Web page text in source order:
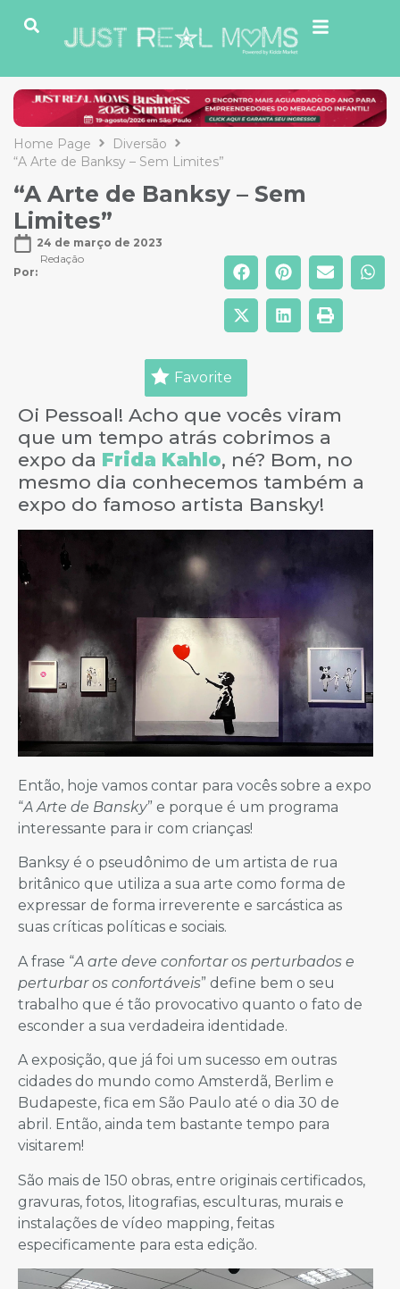
Home Page
Diversão
“A Arte de Banksy – Sem Limites”
“A Arte de Banksy – Sem
Limites”
24 de março de 2023
Por:
Redação
Favorite
Oi Pessoal! Acho que vocês viram
que um tempo atrás cobrimos a
expo da Frida Kahlo, né? Bom, no
mesmo dia conhecemos também a
expo do famoso artista Bansky!
Então, hoje vamos contar para vocês sobre a expo
“A Arte de Bansky” e porque é um programa
interessante para ir com crianças!
Banksy é o pseudônimo de um artista de rua
britânico que utiliza a sua arte como forma de
expressar de forma irreverente e sarcástica as
suas críticas políticas e sociais.
A frase “A arte deve confortar os perturbados e
perturbar os confortáveis” define bem o seu
trabalho que é tão provocativo quanto o fato de
esconder a sua verdadeira identidade.
A exposição, que já foi um sucesso em outras
cidades do mundo como Amsterdã, Berlim e
Budapeste, fica em São Paulo até o dia 30 de
abril. Então, ainda tem bastante tempo para
visitarem!
São mais de 150 obras, entre originais certificados,
gravuras, fotos, litografias, esculturas, murais e
instalações de vídeo mapping, feitas
especificamente para esta edição.